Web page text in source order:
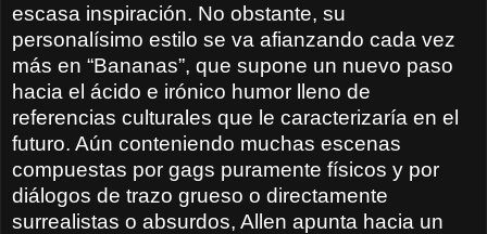
escasa inspiración. No obstante, su
personalísimo estilo se va afianzando cada vez
más en “Bananas”, que supone un nuevo paso
hacia el ácido e irónico humor lleno de
referencias culturales que le caracterizaría en el
futuro. Aún conteniendo muchas escenas
compuestas por gags puramente físicos y por
diálogos de trazo grueso o directamente
surrealistas o absurdos, Allen apunta hacia un